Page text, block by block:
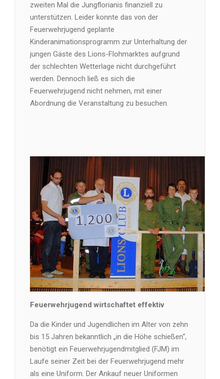
zweiten Mal die Jungflorianis finanziell zu
unterstützen. Leider konnte das von der
Feuerwehrjugend geplante
Kinderanimationsprogramm zur Unterhaltung der
jungen Gäste des Lions-Flohmarktes aufgrund
der schlechten Wetterlage nicht durchgeführt
werden. Dennoch ließ es sich die
Feuerwehrjugend nicht nehmen, mit einer
Abordnung die Veranstaltung zu besuchen.
Feuerwehrjugend wirtschaftet effektiv
Da die Kinder und Jugendlichen im Alter von zehn
bis 15 Jahren bekanntlich „in die Höhe schießen“,
benötigt ein Feuerwehrjugendmitglied (FJM) im
Laufe seiner Zeit bei der Feuerwehrjugend mehr
als eine Uniform. Der Ankauf neuer Uniformen